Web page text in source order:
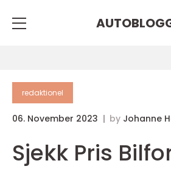
redaktionel
06. November 2023 by Johanne
Sjekk Pris